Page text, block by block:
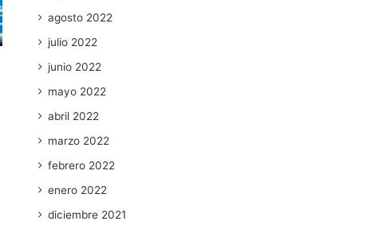
agosto 2022
julio 2022
junio 2022
mayo 2022
abril 2022
marzo 2022
febrero 2022
enero 2022
diciembre 2021